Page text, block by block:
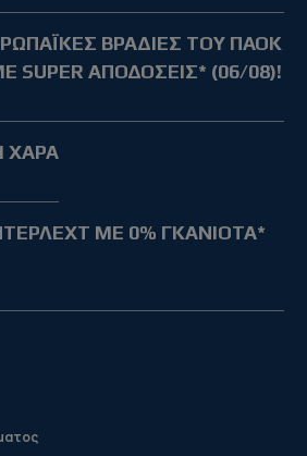
ΒΡΑΔΙΕΣ ΤΟΥ ΠΑΟΚ
SUPER ΑΠΟΔΟΣΕΙΣ* (06/08)!
ΧΑΡΑ
ΜΕ 0% ΓΚΑΝΙΟΤΑ*